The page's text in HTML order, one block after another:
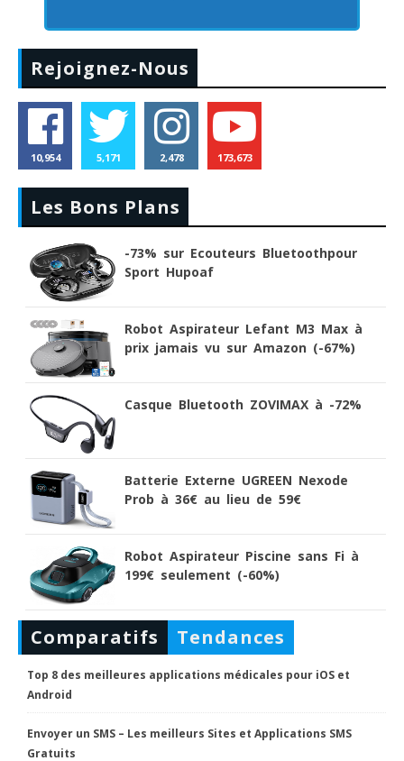
Rejoignez-Nous
10,954 5,171 2,478 173,673
Les Bons Plans
-73% sur Ecouteurs Bluetoothpour
Sport Hupoaf
Robot Aspirateur Lefant M3 Max à
prix jamais vu sur Amazon (-67%)
Casque Bluetooth ZOVIMAX à -72%
Batterie Externe UGREEN Nexode
Prob à 36€ au lieu de 59€
Robot Aspirateur Piscine sans Fi à
199€ seulement (-60%)
Comparatifs Tendances
Top 8 des meilleures applications médicales pour iOS et
Android
Envoyer un SMS – Les meilleurs Sites et Applications SMS
Gratuits